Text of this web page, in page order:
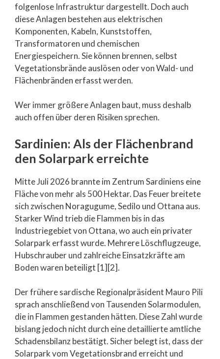
folgenlose Infrastruktur dargestellt. Doch auch
diese Anlagen bestehen aus elektrischen
Komponenten, Kabeln, Kunststoffen,
Transformatoren und chemischen
Energiespeichern. Sie können brennen, selbst
Vegetationsbrände auslösen oder von Wald- und
Flächenbränden erfasst werden.
Wer immer größere Anlagen baut, muss deshalb
auch offen über deren Risiken sprechen.
Sardinien: Als der Flächenbrand
den Solarpark erreichte
Mitte Juli 2026 brannte im Zentrum Sardiniens eine
Fläche von mehr als 500 Hektar. Das Feuer breitete
sich zwischen Noragugume, Sedilo und Ottana aus.
Starker Wind trieb die Flammen bis in das
Industriegebiet von Ottana, wo auch ein privater
Solarpark erfasst wurde. Mehrere Löschflugzeuge,
Hubschrauber und zahlreiche Einsatzkräfte am
Boden waren beteiligt [1][2].
Der frühere sardische Regionalpräsident Mauro Pili
sprach anschließend von Tausenden Solarmodulen,
die in Flammen gestanden hätten. Diese Zahl wurde
bislang jedoch nicht durch eine detaillierte amtliche
Schadensbilanz bestätigt. Sicher belegt ist, dass der
Solarpark vom Vegetationsbrand erreicht und